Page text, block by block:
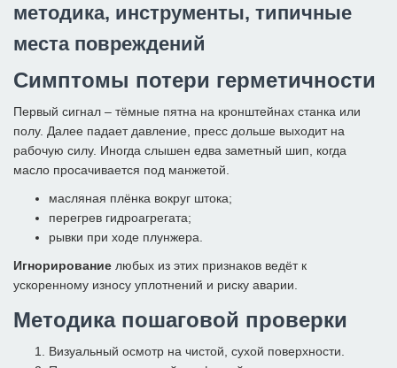
методика, инструменты, типичные
места повреждений
Симптомы потери герметичности
Первый сигнал – тёмные пятна на кронштейнах станка или
полу. Далее падает давление, пресс дольше выходит на
рабочую силу. Иногда слышен едва заметный шип, когда
масло просачивается под манжетой.
масляная плёнка вокруг штока;
перегрев гидроагрегата;
рывки при ходе плунжера.
Игнорирование любых из этих признаков ведёт к
ускоренному износу уплотнений и риску аварии.
Методика пошаговой проверки
Визуальный осмотр на чистой, сухой поверхности.